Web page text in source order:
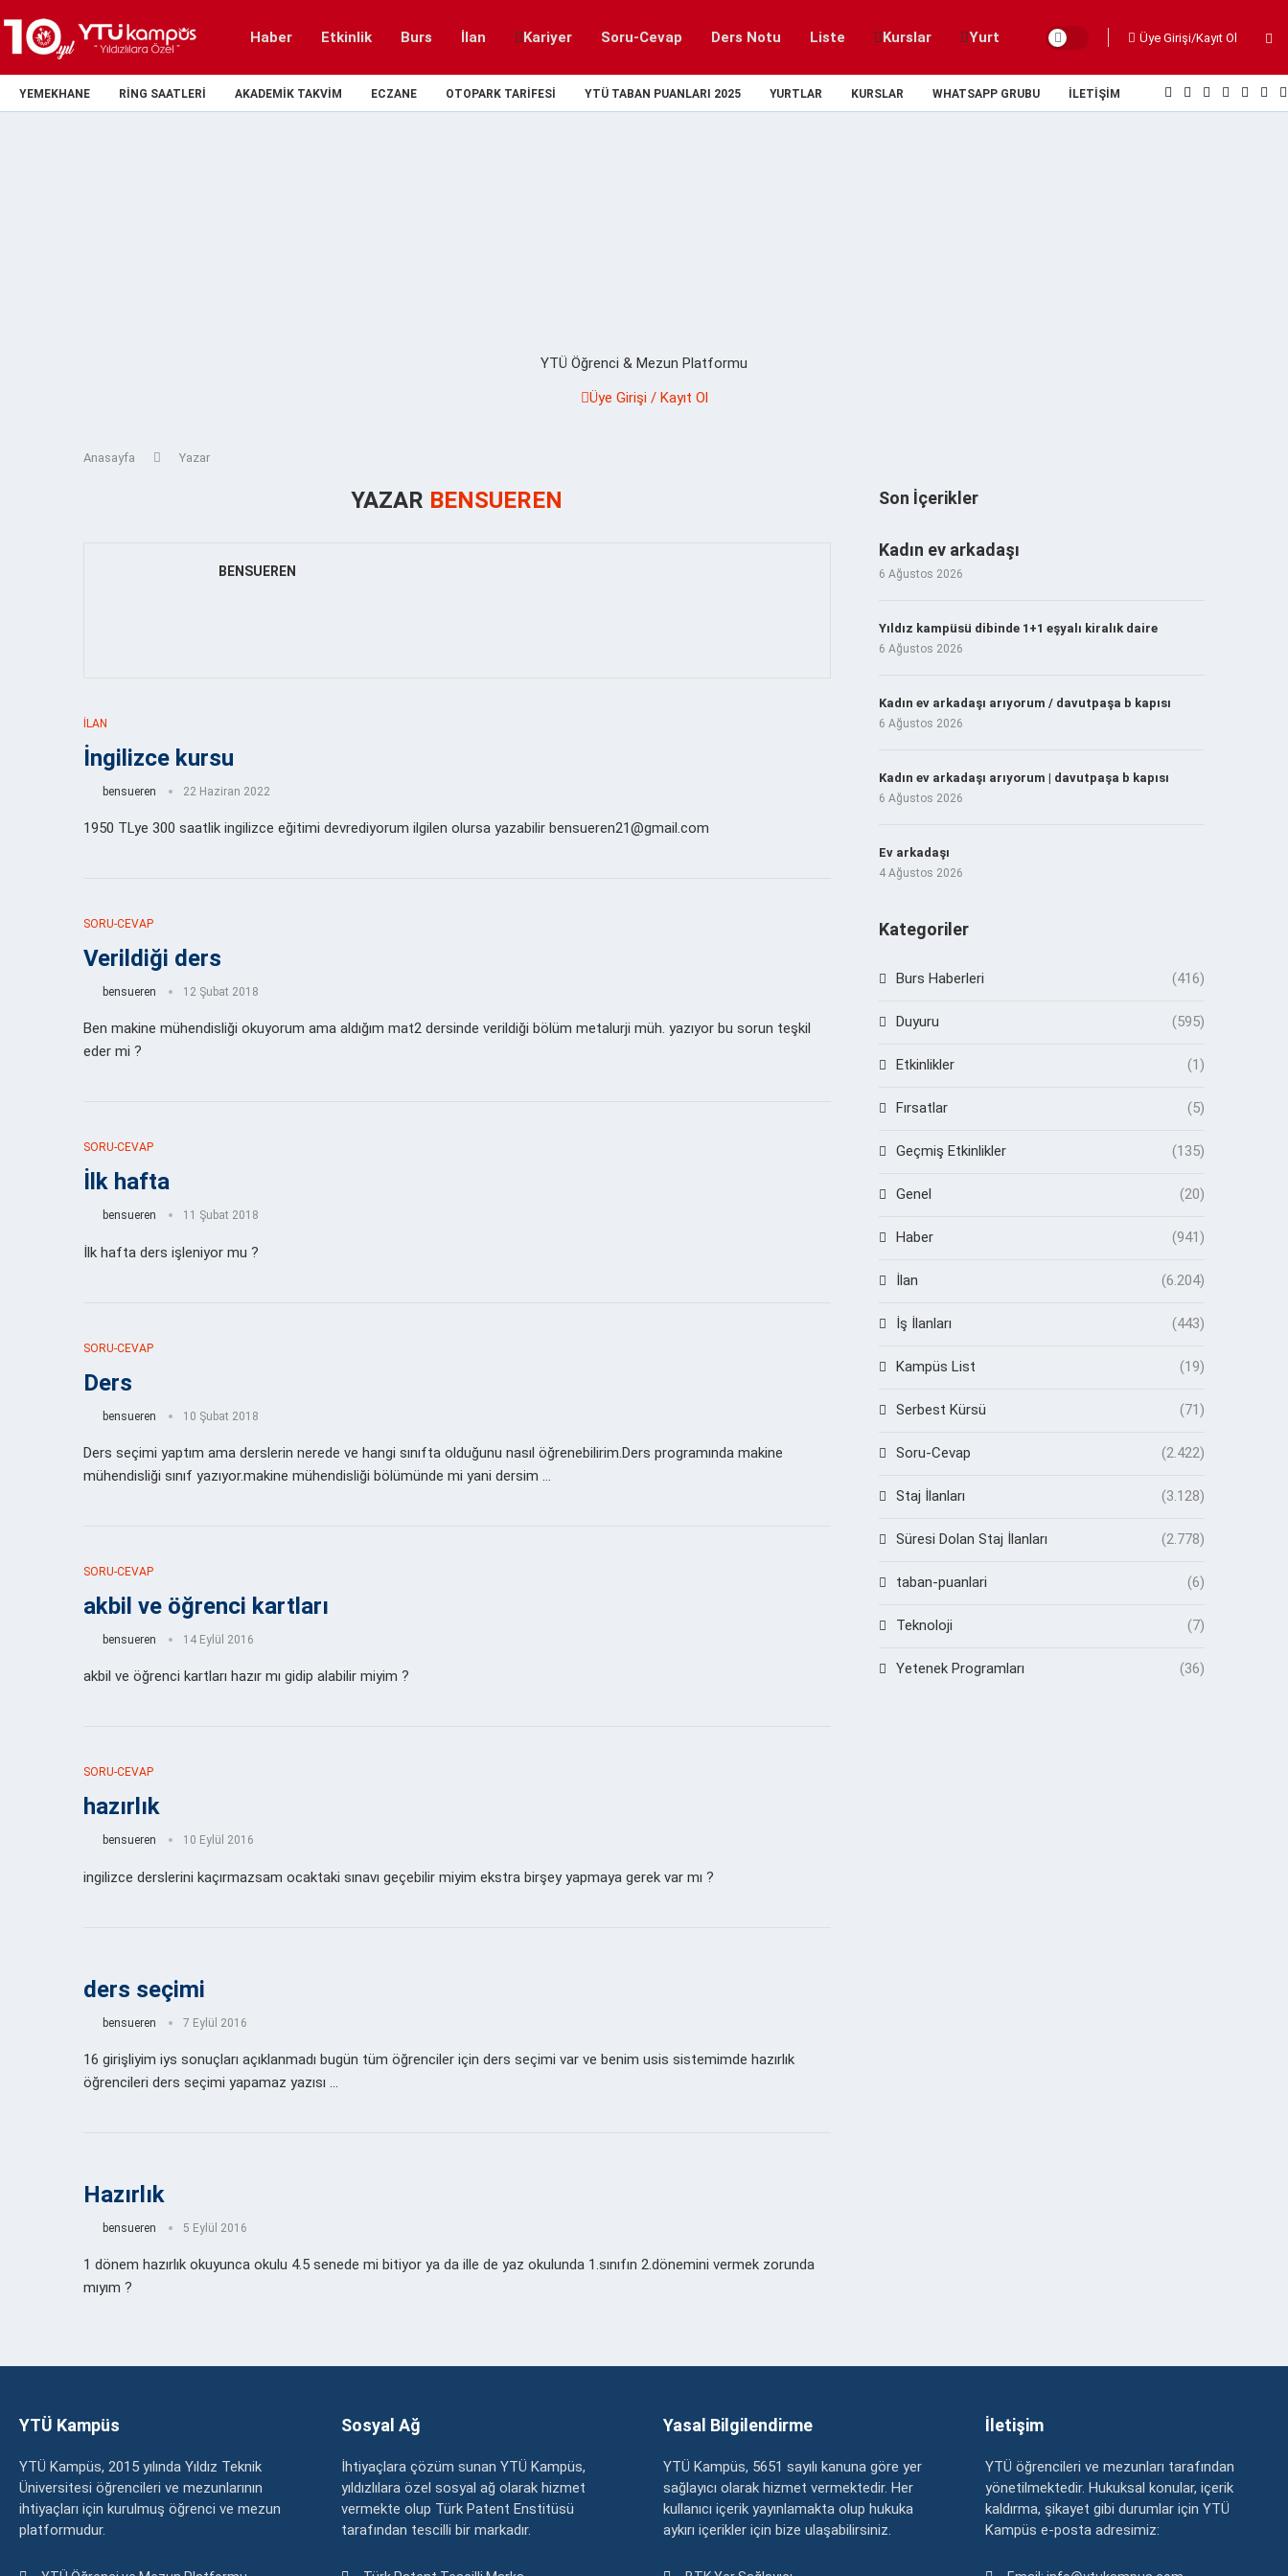
Haber Etkinlik Burs İlan Kariyer Soru-Cevap Ders Notu Liste Kurslar Yurt Üye Girişi/Kayıt Ol
YEMEKHANE RING SAATLERI AKADEMIK TAKVIM ECZANE OTOPARK TARIFESI YTÜ TABAN PUANLARI 2025 YURTLAR KURSLAR WHATSAPP GRUBU İLETIŞIM
YTÜ Öğrenci & Mezun Platformu
Üye Girişi / Kayıt Ol
Anasayfa Yazar
YAZAR BENSUEREN
BENSUEREN
İLAN
İngilizce kursu
bensueren 22 Haziran 2022
1950 TLye 300 saatlik ingilizce eğitimi devrediyorum ilgilen olursa yazabilir bensueren21@gmail.com
SORU-CEVAP
Verildiği ders
bensueren 12 Şubat 2018
Ben makine mühendisliği okuyorum ama aldığım mat2 dersinde verildiği bölüm metalurji müh. yazıyor bu sorun teşkil
eder mi ?
SORU-CEVAP
İlk hafta
bensueren 11 Şubat 2018
İlk hafta ders işleniyor mu ?
SORU-CEVAP
Ders
bensueren 10 Şubat 2018
Ders seçimi yaptım ama derslerin nerede ve hangi sınıfta olduğunu nasıl öğrenebilirim.Ders programında makine
mühendisliği sınıf yazıyor.makine mühendisliği bölümünde mi yani dersim …
SORU-CEVAP
akbil ve öğrenci kartları
bensueren 14 Eylül 2016
akbil ve öğrenci kartları hazır mı gidip alabilir miyim ?
SORU-CEVAP
hazırlık
bensueren 10 Eylül 2016
ingilizce derslerini kaçırmazsam ocaktaki sınavı geçebilir miyim ekstra birşey yapmaya gerek var mı ?
ders seçimi
bensueren 7 Eylül 2016
16 girişliyim iys sonuçları açıklanmadı bugün tüm öğrenciler için ders seçimi var ve benim usis sistemimde hazırlık
öğrencileri ders seçimi yapamaz yazısı …
Hazırlık
bensueren 5 Eylül 2016
1 dönem hazırlık okuyunca okulu 4.5 senede mi bitiyor ya da ille de yaz okulunda 1.sınıfın 2.dönemini vermek zorunda
mıyım ?
Son İçerikler
Kadın ev arkadaşı
6 Ağustos 2026
Yıldız kampüsü dibinde 1+1 eşyalı kiralık daire
6 Ağustos 2026
Kadın ev arkadaşı arıyorum / davutpaşa b kapısı
6 Ağustos 2026
Kadın ev arkadaşı arıyorum | davutpaşa b kapısı
6 Ağustos 2026
Ev arkadaşı
4 Ağustos 2026
Kategoriler
Burs Haberleri (416)
Duyuru (595)
Etkinlikler (1)
Fırsatlar (5)
Geçmiş Etkinlikler (135)
Genel (20)
Haber (941)
İlan (6.204)
İş İlanları (443)
Kampüs List (19)
Serbest Kürsü (71)
Soru-Cevap (2.422)
Staj İlanları (3.128)
Süresi Dolan Staj İlanları (2.778)
taban-puanlari (6)
Teknoloji (7)
Yetenek Programları (36)
YTÜ Kampüs
YTÜ Kampüs, 2015 yılında Yıldız Teknik
Üniversitesi öğrencileri ve mezunlarının
ihtiyaçları için kurulmuş öğrenci ve mezun
platformudur.
Sosyal Ağ
İhtiyaçlara çözüm sunan YTÜ Kampüs,
yıldızlılara özel sosyal ağ olarak hizmet
vermekte olup Türk Patent Enstitüsü
tarafından tescilli bir markadır.
Yasal Bilgilendirme
YTÜ Kampüs, 5651 sayılı kanuna göre yer
sağlayıcı olarak hizmet vermektedir. Her
kullanıcı içerik yayınlamakta olup hukuka
aykırı içerikler için bize ulaşabilirsiniz.
İletişim
YTÜ öğrencileri ve mezunları tarafından
yönetilmektedir. Hukuksal konular, içerik
kaldırma, şikayet gibi durumlar için YTÜ
Kampüs e-posta adresimiz: